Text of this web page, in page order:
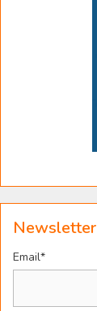
Newsletter
Email*